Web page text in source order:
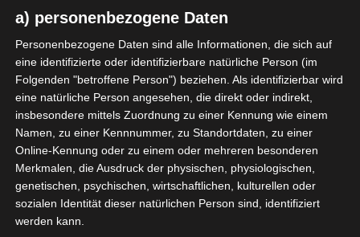
Tor
B. Aït Malek
74'
Tor
H. Labidi
89'
Tor
A. Kelaleche
AUFSTELLUNGEN
El Gawafel Sportives de Gafsa (EGSG)
a) personenbezogene Daten
Personenbezogene Daten sind alle Informationen, die sich auf
eine identifizierte oder identifizierbare natürliche Person (im
Folgenden "betroffene Person") beziehen. Als identifizierbar wird
eine natürliche Person angesehen, die direkt oder indirekt,
insbesondere mittels Zuordnung zu einer Kennung wie einem
Namen, zu einer Kennnummer, zu Standortdaten, zu einer
Online-Kennung oder zu einem oder mehreren besonderen
Merkmalen, die Ausdruck der physischen, physiologischen,
genetischen, psychischen, wirtschaftlichen, kulturellen oder
sozialen Identität dieser natürlichen Person sind, identifiziert
werden kann.